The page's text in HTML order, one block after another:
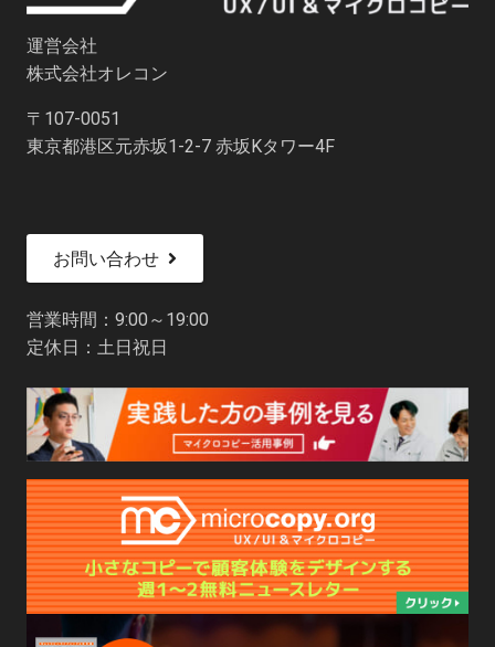
運営会社
株式会社オレコン
〒107-0051
東京都港区元赤坂1-2-7 赤坂Kタワー4F
お問い合わせ
営業時間：9:00～19:00
定休日：土日祝日